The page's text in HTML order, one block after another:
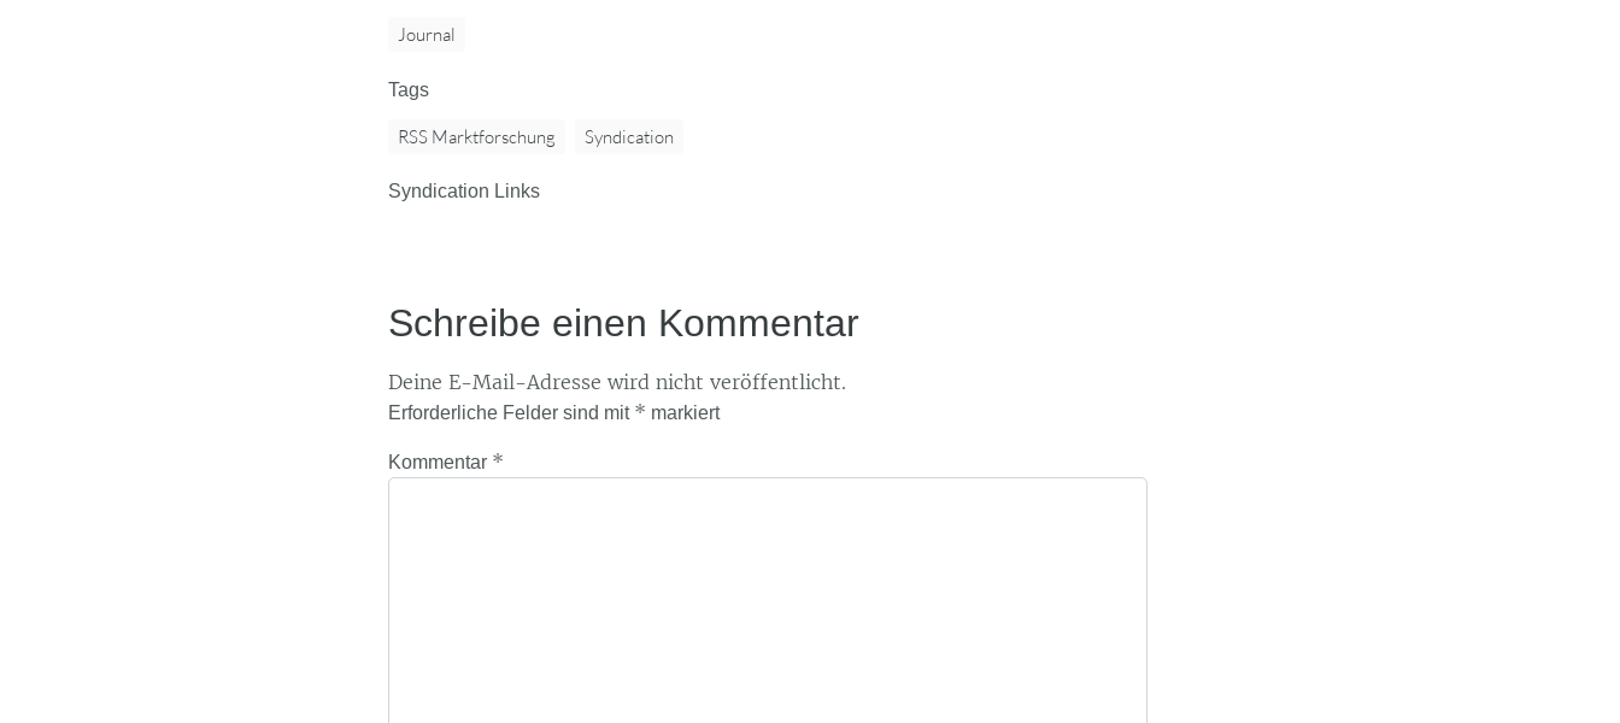
Journal
Tags
RSS Marktforschung Syndication
Syndication Links
Schreibe einen Kommentar
Deine E-Mail-Adresse wird nicht veröffentlicht.
Erforderliche Felder sind mit * markiert
Kommentar *